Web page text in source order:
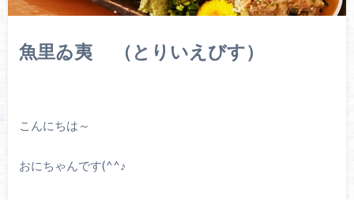
魚里ゐ夷 （とりいえびす）
こんにちは～
おにちゃんです(^^♪